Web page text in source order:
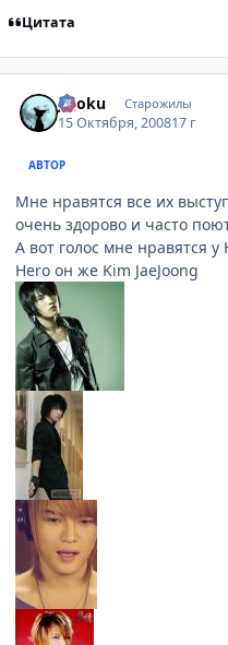
Цитата
jigoku Старожилы
15 Октября, 200817 г
АВТОР
Мне нравятся все их
очень здорово и часто
А вот голос мне нравятся у
Hero он же Kim JaeJoong